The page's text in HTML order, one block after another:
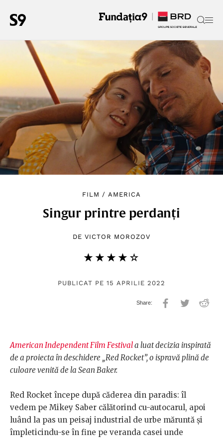
FILM / AMERICA
Singur printre perdanți
DE VICTOR MOROZOV
★★★★★
☆☆☆☆☆
PUBLICAT PE 15 APRILIE 2022
American Independent Film Festivala luat decizia inspirată
de a proiecta în deschidere „Red Rocket”, o ispravă plină de
culoare venită de la Sean Baker.
Red Rocket începe după căderea din paradis: îl
vedem pe Mikey Saber călătorind cu-autocarul, apoi
luând la pas un peisaj industrial de urbe măruntă și
împleticindu-se în fine pe veranda casei unde